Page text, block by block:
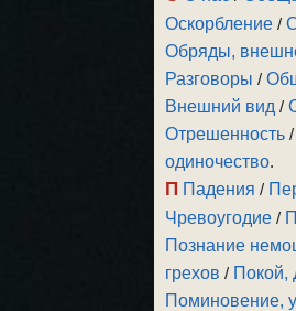
Оскорбление /
Обряды,
Разговоры /
Внешний вид /
Отрешенность
одиночество.
П Падения /
Чревоугодие /
Познание
грехов /
Поминовение,